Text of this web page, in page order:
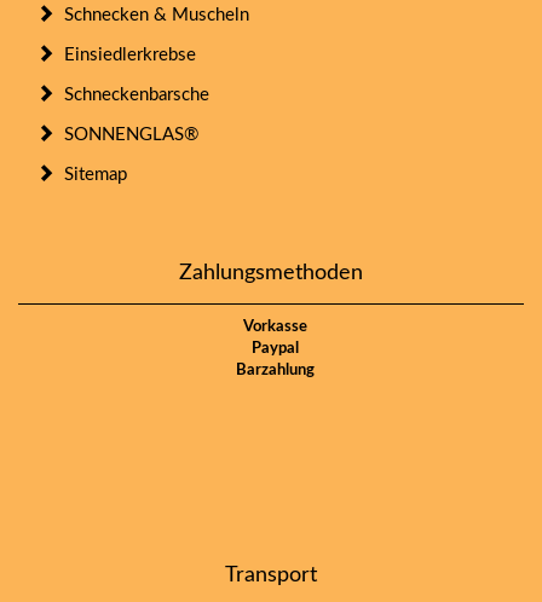
Schnecken & Muscheln
Einsiedlerkrebse
Schneckenbarsche
SONNENGLAS®
Sitemap
Zahlungsmethoden
Vorkasse
Paypal
Barzahlung
Transport